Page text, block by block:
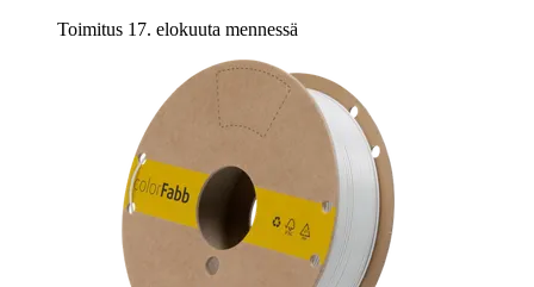
Toimitus 17. elokuuta mennessä